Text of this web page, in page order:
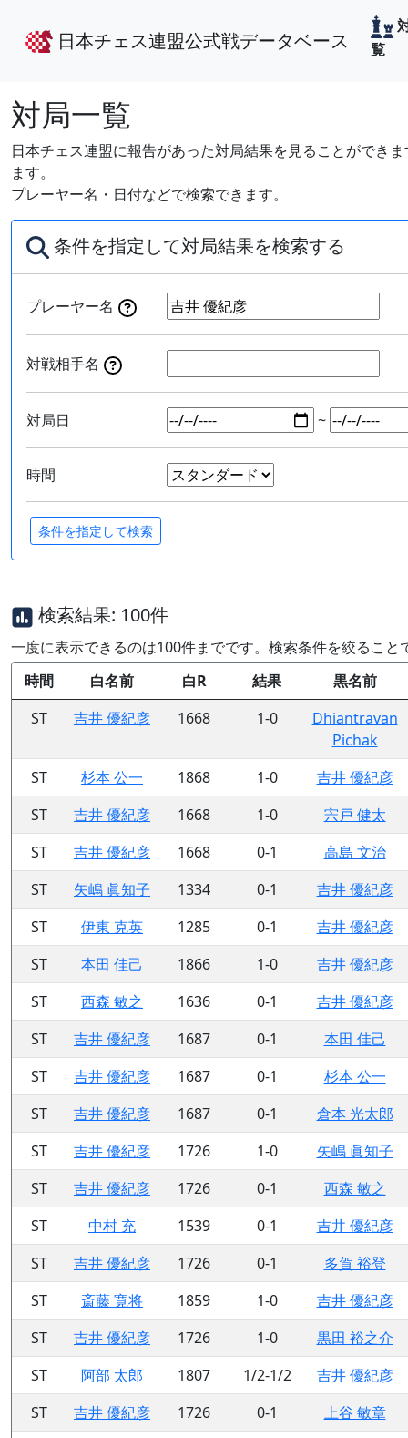
日本チェス連盟公式戦データベース
覧
対局一覧
日本チェス連盟に報告があった対局結果を見ることができ
ます。
プレーヤー名・日付などで検索できます。
条件を指定して対局結果を検索する
プレーヤー名
対戦相手名
対局日 ~
時間
検索結果: 100件
一度に表示できるのは100件までです。検索条件を絞ること
時間
白名前 白R 結果
黒名前
ST
吉井 優紀彦 1668 1-0
Dhiantravan
Pichak
ST
杉本 公一 1868 1-0
吉井 優紀彦
ST
吉井 優紀彦 1668 1-0
宍戸 健太
ST
吉井 優紀彦 1668 0-1
高島 文治
ST
矢嶋 眞知子 1334 0-1
吉井 優紀彦
ST
伊東 克英 1285 0-1
吉井 優紀彦
ST
本田 佳己 1866 1-0
吉井 優紀彦
ST
西森 敏之 1636 0-1
吉井 優紀彦
ST
吉井 優紀彦 1687 0-1
本田 佳己
ST
吉井 優紀彦 1687 0-1
杉本 公一
ST
吉井 優紀彦 1687 0-1
倉本 光太郎
ST
吉井 優紀彦 1726 1-0
矢嶋 眞知子
ST
吉井 優紀彦 1726 0-1
西森 敏之
ST
中村 充 1539 0-1
吉井 優紀彦
ST
吉井 優紀彦 1726 0-1
多賀 裕登
ST
斎藤 寛将 1859 1-0
吉井 優紀彦
ST
吉井 優紀彦 1726 1-0
黒田 裕之介
ST
阿部 太郎 1807 1/2-1/2
吉井 優紀彦
ST
吉井 優紀彦 1726 0-1
上谷 敏章